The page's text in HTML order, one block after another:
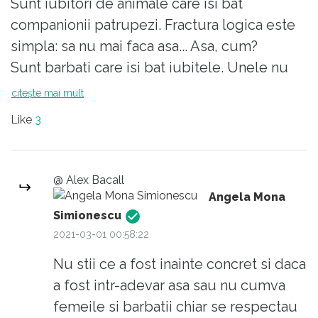
Sunt iubitori de animale care isi bat
companionii patrupezi. Fractura logica este
simpla: sa nu mai faca asa... Asa, cum?
Sunt barbati care isi bat iubitele. Unele nu
accepta si atunci nu mai sunt iubite, iubitele
Unii barbati accepta asta ca o ofranda adusa
masculinitatii lor, a superioritatii lor.
Epoca vanatorilor de mamuti cand nevestele
stateau acasa si asteptau pe cei care se
intorceau cu hrana acasa unde repartitia
muncii le trimiteau sa friga carnea adusa a
trecut. Doamnele s-au trezit ducandu-se la
servici, hranind si ingrijind pruncii, spaland,
citește mai mult
Like 3
@ Alex Bacall
Angela Mona
Simionescu
2021-03-01 00:58:22
Nu stii ce a fost inainte concret si daca
a fost intr-adevar asa sau nu cumva
femeile si barbatii chiar se respectau